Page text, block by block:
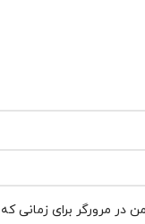
در مرورگر برای زمانی